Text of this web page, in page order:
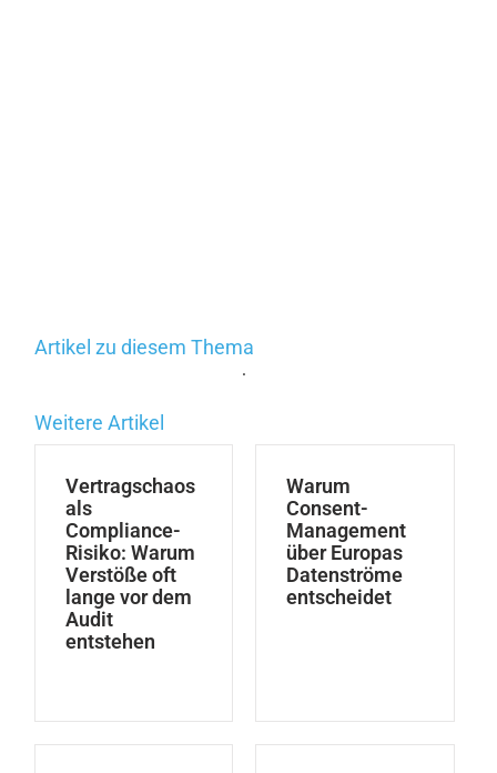
Artikel zu diesem Thema
.
Weitere Artikel
Vertragschaos
als
Compliance-
Risiko: Warum
Verstöße oft
lange vor dem
Audit
entstehen
Warum
Consent-
Management
über Europas
Datenströme
entscheidet